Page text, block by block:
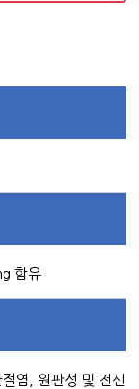
함유
염, 원판성 및 전신